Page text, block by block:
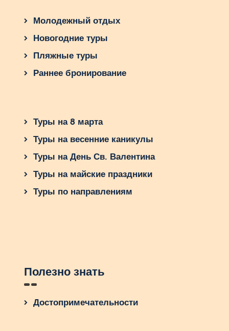
Молодежный отдых
Новогодние туры
Пляжные туры
Раннее бронирование
Туры на 8 марта
Туры на весенние каникулы
Туры на День Св. Валентина
Туры на майские праздники
Туры по направлениям
Полезно знать
Достопримечательности